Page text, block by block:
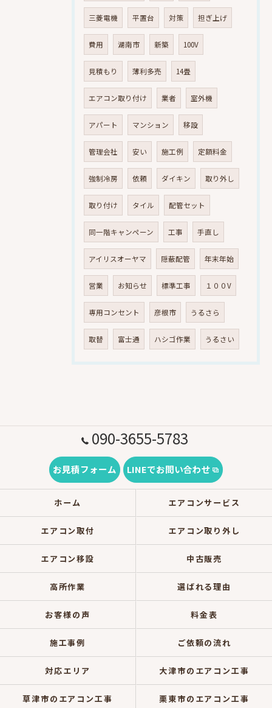
三菱電機 平置台 対策 担ぎ上げ
費用 湖南市 新築 100V
見積もり 薄利多売 14畳
エアコン取り付け 業者 室外機
アパート マンション 移設
管理会社 安い 施工例 定額料金
強制冷房 依頼 ダイキン 取り外し
取り付け タイル 配管セット
同一階キャンペーン 工事 手直し
アイリスオーヤマ 隠蔽配管 年末年始
営業 お知らせ 標準工事 １００V
専用コンセント 彦根市 うるさら
取替 富士通 ハシゴ作業 うるさい
090-3655-5783
お見積フォーム LINEでお問い合わせ
ホーム エアコンサービス
エアコン取付 エアコン取り外し
エアコン移設 中古販売
高所作業 選ばれる理由
お客様の声 料金表
施工事例 ご依頼の流れ
対応エリア 大津市のエアコン工事
草津市のエアコン工事 栗東市のエアコン工事